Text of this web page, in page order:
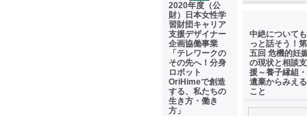
2020年度（公
財）日本女性学
習財団キャリア
支援デザイナー
企画協働事業
「テレワークの
その先へ！分身
ロボット
OriHimeで創造
する、私たちの
生き方・働き
方」
中絶についても
っと話そう！第
五回 危機的妊
の現状と相談支
援～養子縁組・
遺棄からみえる
こと